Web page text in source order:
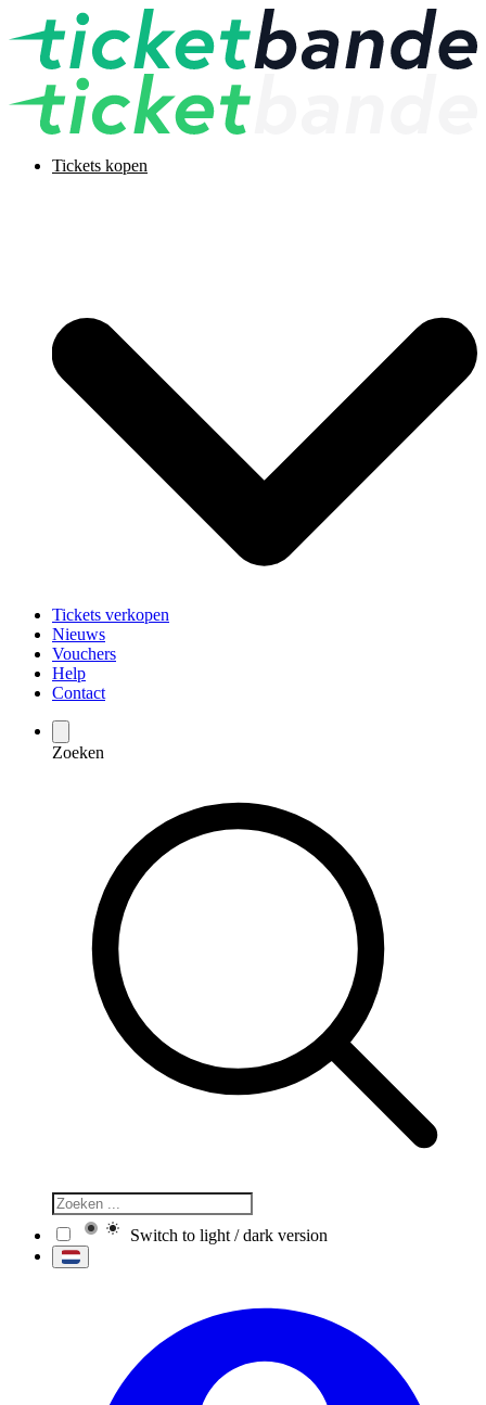
Tickets kopen
Tickets verkopen
Nieuws
Vouchers
Help
Contact
Zoeken
Switch to light / dark version